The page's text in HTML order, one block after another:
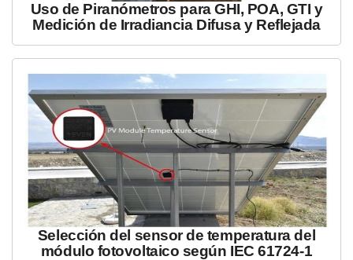
Uso de Piranómetros para GHI, POA, GTI y
Medición de Irradiancia Difusa y Reflejada
Selección del sensor de temperatura del
módulo fotovoltaico según IEC 61724-1